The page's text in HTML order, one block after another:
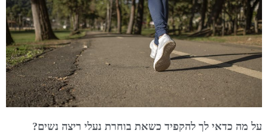
על מה כדאי לך להקפיד כשאת בוחרת נעלי ריצה נשים?